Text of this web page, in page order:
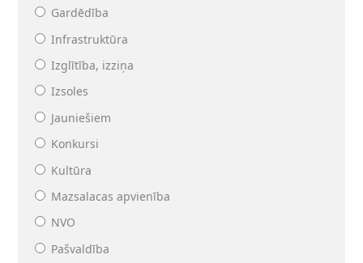
Gardēdība
Infrastruktūra
Izglītība, izziņa
Izsoles
Jauniešiem
Konkursi
Kultūra
Mazsalacas apvienība
NVO
Pašvaldība